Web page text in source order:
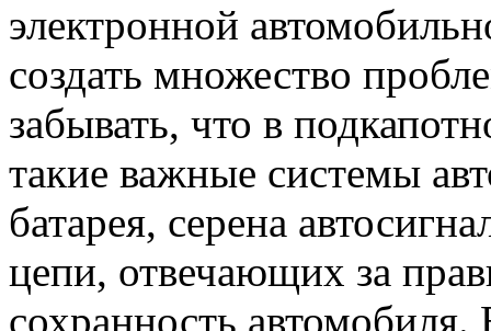
электронной
создать множество
забывать, что в
такие важные системы
батарея, серена
цепи, отвечающих за
сохранность